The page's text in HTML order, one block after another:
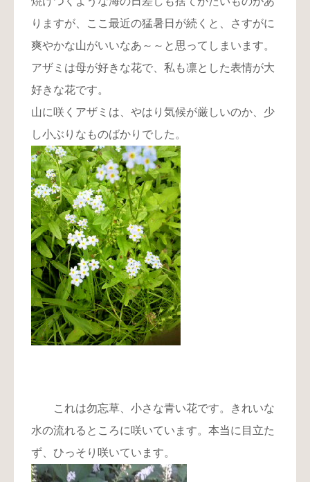
りますが、ここ最近の猛暑日が続くと、さすがに
爽やかな山がいいなあ～～と思ってしまいます。
アザミは母が好きな花で、私も凛とした表情が大
好きな花です。
山に咲くアザミは、やはり気候が厳しいのか、少
し小ぶりなものばかりでした。
これは勿忘草、小さな青い花です。きれいな
水の流れるところに咲いています。本当に目立た
ず、ひっそり咲いています。